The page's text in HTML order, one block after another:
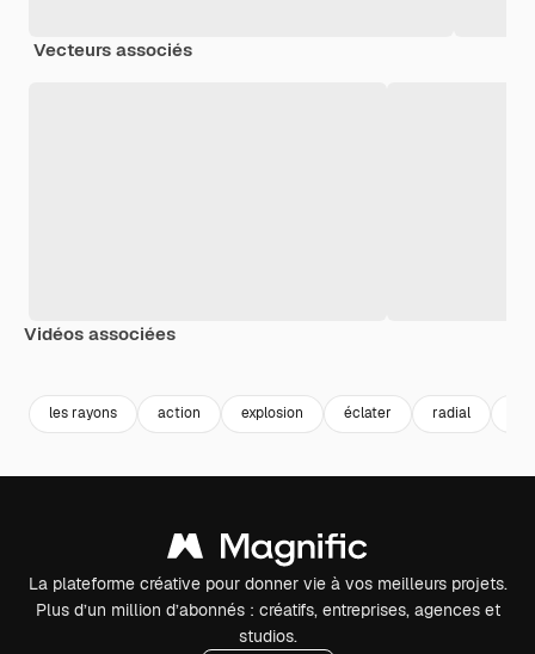
Vecteurs associés
Vidéos associées
les rayons action explosion éclater radial
La plateforme créative pour donner vie à vos meilleurs projets.
Plus d’un million d’abonnés : créatifs, entreprises, agences et
studios.